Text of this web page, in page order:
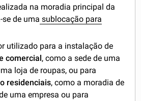
na moradia principal da
de uma sublocação para
utilizado para a instalação de
comercial, como a sede de uma
loja de roupas, ou para
residenciais, como a moradia de
uma empresa ou para